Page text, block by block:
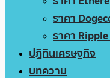
ราคา
ราคา
ปฏิทินเศรษฐกิจ
บทความ